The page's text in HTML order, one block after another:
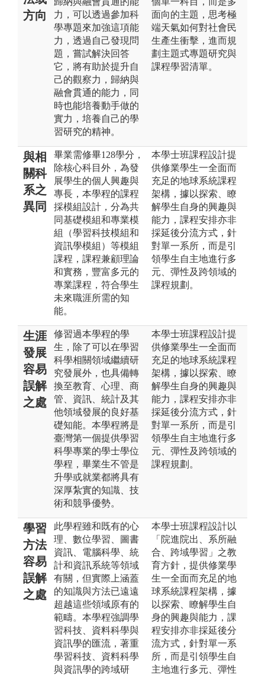
方向
力，可以透過參加科
學專題來加強這項能
力，透過自己發現問
題，嘗試解決回答
它，將有助於提升自
己的觀察力，歸納與
融會貫通的能力，同
時也能培養動手做的
實力，培養自己的學
習研究的精神。
面向的主題，思考極
端天氣如何對社會民
生產生衝擊，進而規
劃主題式專題研究與
課程學習清單。
與相
關科
系之
異同
畢業需修畢128學分，
除核心科目外，為發
展學生的個人興趣與
專長，本學程的課程
採模組設計，分為共
同基礎模組和專業模
組（學習科技模組和
資訊學模組）等模組
課程，課程兼顧理論
和實務，豐富多元的
專業課程，符合學生
未來職涯所需的知
能。
本學士班課程設計提
供修業學生一全面而
充足的地球系統課程
架構，據以探索、瞭
解學生自身的興趣與
能力，課程安排亦非
採延後分流方式，針
對單一系所，而是引
領學生自主地進行多
元、彈性及跨領域的
課程規劃。
生涯
發展
容易
誤解
之處
修習過本學程的學
生，除了可以在學習
科學相關領域繼續研
究發展外，也具備轉
換至教育、心理、商
管、資訊、統計及其
他領域發展的良好基
礎知能。本學程將是
臺灣第一個提供學習
科學專業的學士學位
學程，畢業生不管是
升學或就業都將具有
深厚紮實的知識、技
術和競爭優勢。
本學士班課程設計提
供修業學生一全面而
充足的地球系統課程
架構，據以探索、瞭
解學生自身的興趣與
能力，課程安排亦非
採延後分流方式，針
對單一系所，而是引
領學生自主地進行多
元、彈性及跨領域的
課程規劃。
學習
方法
容易
誤解
之處
此學程雖和既有的心
理、數位學習、圖書
資訊、電腦科學、統
計和資訊系統等領域
有關，但實際上涵蓋
的知識與方法已遠遠
超越這些領域原有的
範疇。本學程強調學
習科技、資料科學與
資訊學的匯流，著重
學習科技、資料科學
與資訊學的跨域研
本學士班課程設計以
「院進院出、系所融
合、跨域學習」之教
育方針，提供修業學
生一全面而充足的地
球系統課程架構，據
以探索、瞭解學生自
身的興趣與能力，課
程安排亦非採延後分
流方式，針對單一系
所，而是引領學生自
主地進行多元、彈性